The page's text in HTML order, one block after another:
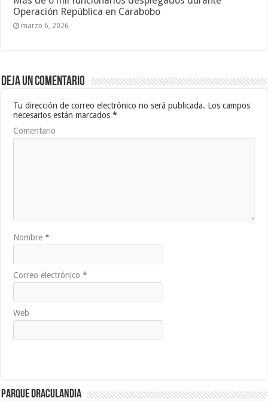
Operación República en Carabobo
marzo 6, 2026
Deja un comentario
Tu dirección de correo electrónico no será publicada. Los campos
necesarios están marcados*
Comentario
Nombre*
Correo electrónico*
Web
Parque Draculandia